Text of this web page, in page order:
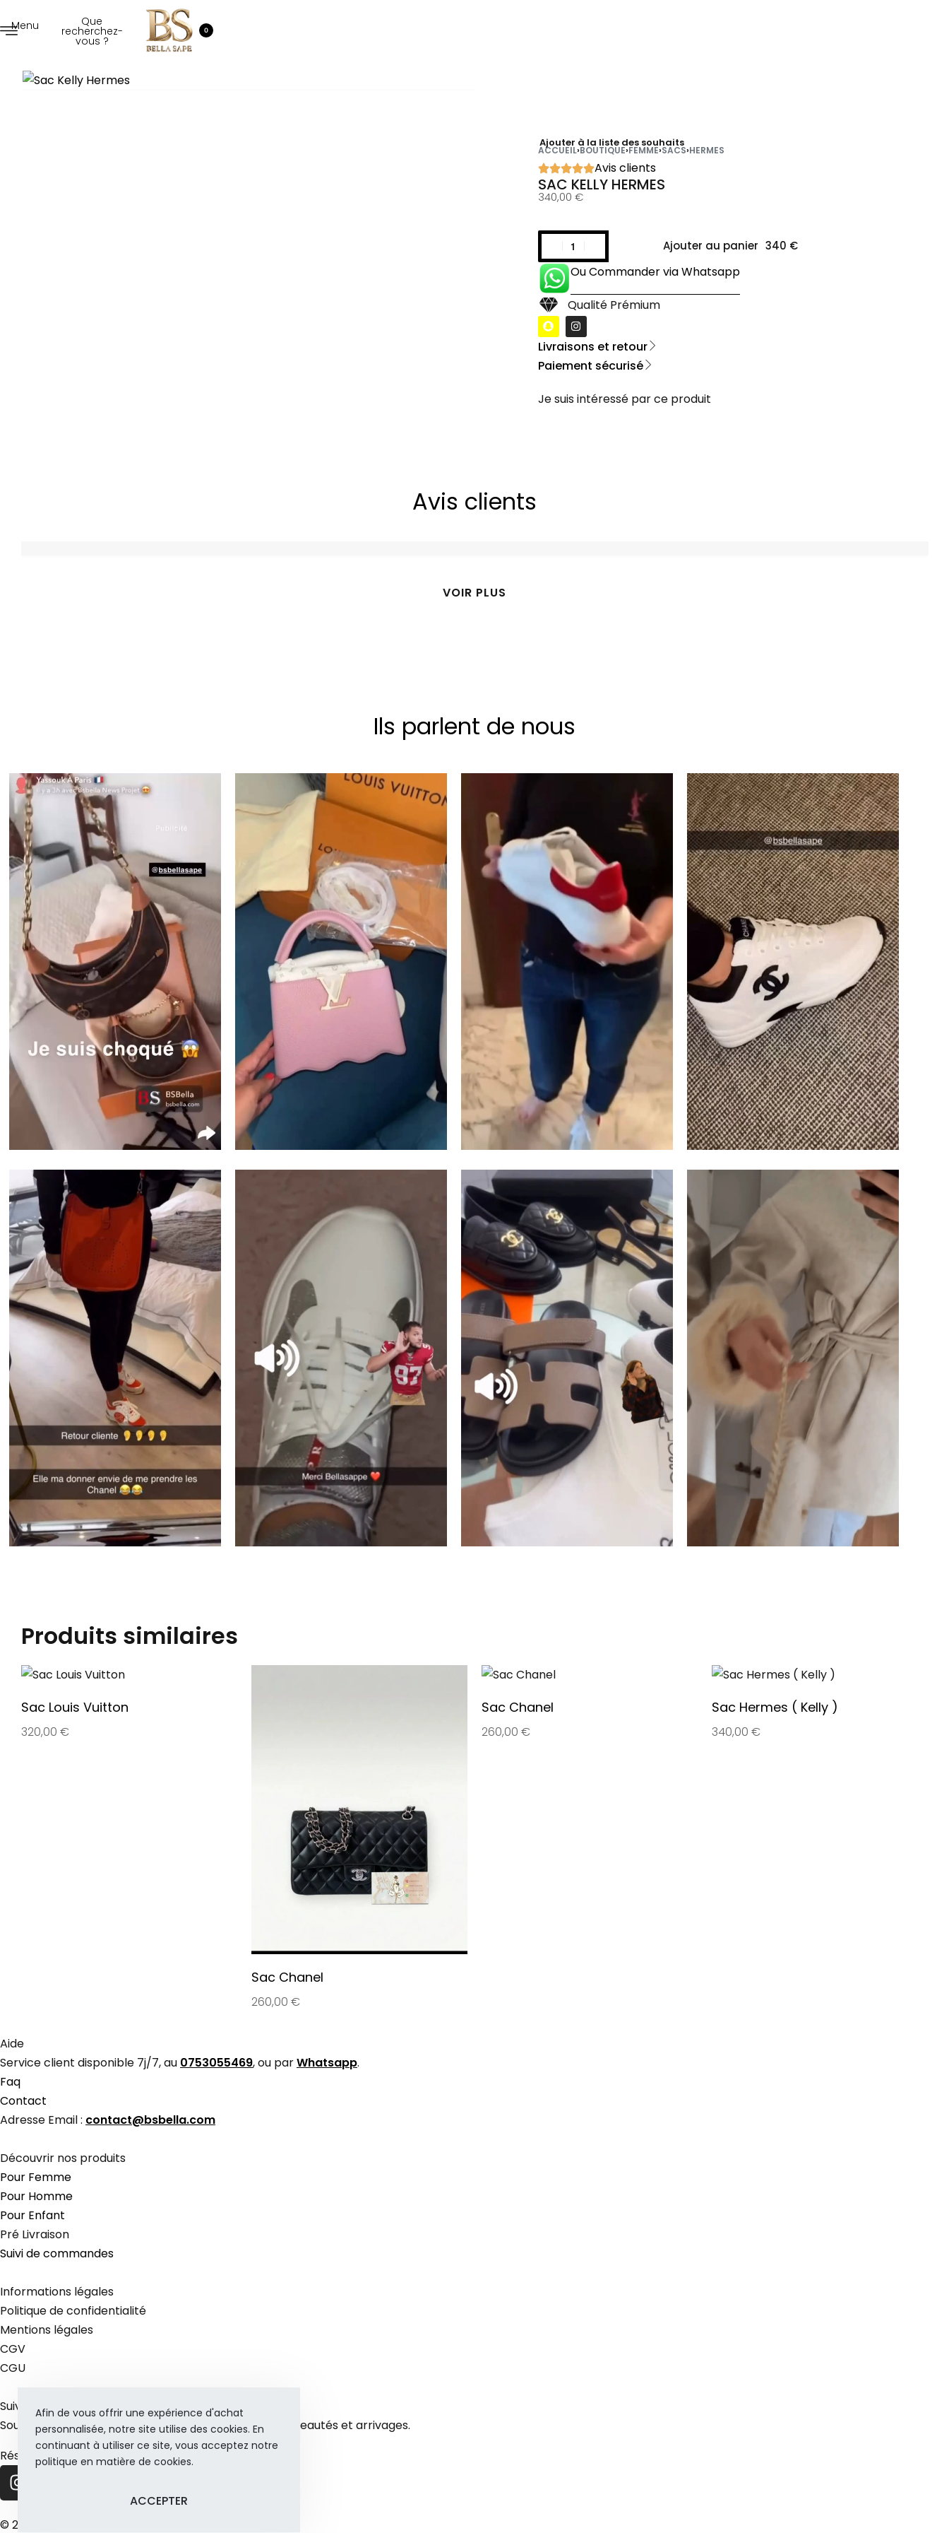
Menu Que
recherchez-
vous ?
0
Ajouter à la liste des souhaits
ACCUEIL›BOUTIQUE›FEMME›SACS›HERMES
Avis clients
SAC KELLY HERMES
340,00 €
Ajouter au panier
Ou Commander via Whatsapp
Qualité Prémium
Livraisons et retour
Paiement sécurisé
Je suis intéressé par ce produit
Avis clients
VOIR PLUS
Ils parlent de nous
Produits similaires
Sac Louis Vuitton
320,00 €
Sac Chanel
260,00 €
Sac Chanel
260,00 €
Sac Hermes ( Kelly )
340,00€
Aide
Service client disponible 7j/7, au 0753055469, ou parWhatsapp.
Faq
Contact
Adresse Email : contact@bsbella.com
Découvrir nos produits
Pour Femme
Pour Homme
Pour Enfant
Pré Livraison
Suivi de commandes
Informations légales
Politique de confidentialité
Mentions légales
CGV
CGU
Suivez-Nous
Souscrivez-vous pour rester informer de tous les nouveautés et arrivages.
Réseaux sociaux
© 2026 Bella Sape. Tous droits réservés.
Afin de vous offrir une expérience d'achat
personnalisée, notre site utilise des cookies. En
continuant à utiliser ce site, vous acceptez notre
politique en matière de cookies.
ACCEPTER